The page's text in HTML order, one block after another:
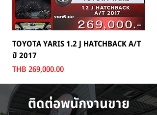
TOYOTA YARIS 1.2 J HATCHBACK A/T
ปี 2017
Price
THB 269,000.00
2024
Price
ติดต่อพนักงานขาย